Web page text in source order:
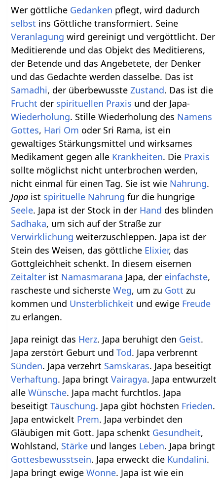
Wer göttliche Gedanken pflegt, wird dadurch
selbst ins Göttliche transformiert. Seine
Veranlagung wird gereinigt und vergöttlicht. Der
Meditierende und das Objekt des Meditierens,
der Betende und das Angebetete, der Denker
und das Gedachte werden dasselbe. Das ist
Samadhi, der überbewussteZustand. Das ist die
Frucht der spirituellen Praxis und der Japa-
Wiederholung. Stille Wiederholung des Namens
Gottes, Hari Om oder Sri Rama, ist ein
gewaltiges Stärkungsmittel und wirksames
Medikament gegen alle Krankheiten. Die Praxis
sollte möglichst nicht unterbrochen werden,
nicht einmal für einen Tag. Sie ist wie Nahrung.
Japa ist spirituelle Nahrung für die hungrige
Seele. Japa ist der Stock in der Hand des blinden
Sadhaka, um sich auf der Straße zur
Verwirklichung weiterzuschleppen. Japa ist der
Stein des Weisen, das göttliche Elixier, das
Gottgleichheit schenkt. In diesem eisernen
Zeitalter ist Namasmarana Japa, der einfachste,
rascheste und sichersteWeg, um zu Gott zu
kommen und Unsterblichkeit und ewige Freude
zu erlangen.
Japa reinigt das Herz. Japa beruhigt den Geist.
Japa zerstört Geburt undTod. Japa verbrennt
Sünden. Japa verzehrt Samskaras. Japa beseitigt
Verhaftung. Japa bringtVairagya. Japa entwurzelt
alleWünsche. Japa macht furchtlos. Japa
beseitigtTäuschung. Japa gibt höchsten Frieden.
Japa entwickelt Prem. Japa verbindet den
Gläubigen mit Gott. Japa schenkt Gesundheit,
Wohlstand, Stärke und langes Leben. Japa bringt
Gottesbewusstsein. Japa erweckt die Kundalini.
Japa bringt ewigeWonne. Japa ist wie ein